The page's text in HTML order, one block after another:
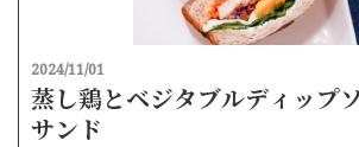
2024/11/01
蒸し鶏とベジタブルディップ
サンド